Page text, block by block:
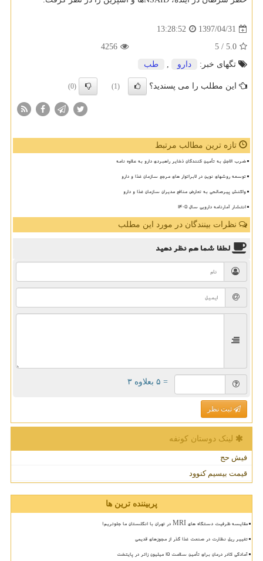
1397/04/31
13:28:52
5.0
/ 5
4256
تگهای خبر:
دارو , طب
این مطلب را می پسندید؟ (1)
(0)
تازه ترین مطالب مرتبط
ضرب الاجل به تأمین کنندگان ذخایر راهبردی دارو به علاوه نامه
توسعه روشهای نوین در لابراتوار های مرجع سازمان غذا و دارو
واکنش پیرصالحی به تعارض منافع مدیران سازمان غذا و دارو
انتشار آمارنامه دارویی سال ۱۴۰۵
نظرات بینندگان در مورد این مطلب
لطفا شما همنظر دهید
= ۵ بعلاوه ۳
ثبت نظر
لینک دوستان كونفه
فیش حج
قیمت بیسیم کنوود
پربیننده ترین ها
مقایسه ظرفیت دستگاه های MRI در تهران با انگلستان ما جلوتریم!
تغییر ریل نظارت در صنعت غذا گذر از مجوزهای قدیمی
آمادگی کادر درمان برای تأمین سلامت 15 میلیون زائر در پایتخت